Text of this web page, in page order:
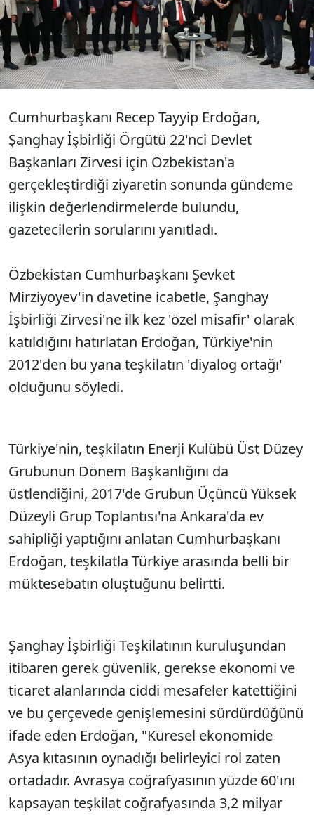
geliyor" ifadesi üzerine Erdoğan, "Çalışıyoruz,
çalıştığınız zaman para da geliyor. Ülkemize
duyulan güvenle dışarıdan da geliyor" dedi.
Cumhurbaşkanı Recep Tayyip Erdoğan,
Şanghay İşbirliği Örgütü 22'nci Devlet
Başkanları Zirvesi için Özbekistan'a
gerçekleştirdiği ziyaretin sonunda gündeme
ilişkin değerlendirmelerde bulundu,
gazetecilerin sorularını yanıtladı.
Özbekistan Cumhurbaşkanı Şevket
Mirziyoyev'in davetine icabetle, Şanghay
İşbirliği Zirvesi'ne ilk kez 'özel misafir' olarak
katıldığını hatırlatan Erdoğan, Türkiye'nin
2012'den bu yana teşkilatın 'diyalog ortağı'
olduğunu söyledi.
Türkiye'nin, teşkilatın Enerji Kulübü Üst Düzey
Grubunun Dönem Başkanlığını da
üstlendiğini, 2017'de Grubun Üçüncü Yüksek
Düzeyli Grup Toplantısı'na Ankara'da ev
sahipliği yaptığını anlatan Cumhurbaşkanı
Erdoğan, teşkilatla Türkiye arasında belli bir
müktesebatın oluştuğunu belirtti.
Şanghay İşbirliği Teşkilatının kuruluşundan
itibaren gerek güvenlik, gerekse ekonomi ve
ticaret alanlarında ciddi mesafeler katettiğini
ve bu çerçevede genişlemesini sürdürdüğünü
ifade eden Erdoğan, "Küresel ekonomide
Asya kıtasının oynadığı belirleyici rol zaten
ortadadır. Avrasya coğrafyasının yüzde 60'ını
kapsayan teşkilat coğrafyasında 3,2 milyar